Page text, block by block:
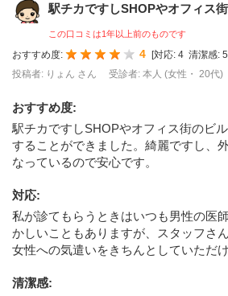
駅チカですしSHOPやオフィス
この口コミは1年以上前のものです
おすすめ度: 4 対応: 4 清潔感: 5
投稿者: りょん さん
受診者: 本人 (女性・ 20代)
おすすめ度:
駅チカですしSHOPやオフィス街のビ
することができました。綺麗ですし、
なっているので安心です。
対応:
私が診てもらうときはいつも男性の医
かしいこともありますが、スタッフさ
女性への気遣いをきちんとしていただけ
清潔感: